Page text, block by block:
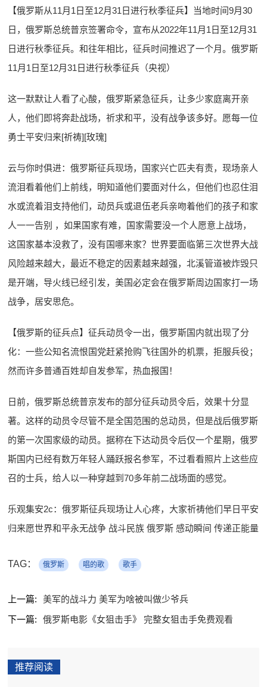
【俄罗斯从11月1日至12月31日进行秋季征兵】当地时间9月30
日，俄罗斯总统普京签署命令，宣布从2022年11月1日至12月31
日进行秋季征兵。和往年相比，征兵时间推迟了一个月。俄罗斯
11月1日至12月31日进行秋季征兵（央视）
这一默默让人看了心酸，俄罗斯紧急征兵，让多少家庭离开亲
人，他们即将奔赴战场，祈求和平，没有战争该多好。愿每一位
勇士平安归来[祈祷][玫瑰]
云与你时俱进：俄罗斯征兵现场，国家兴亡匹夫有责，现场亲人
流泪看着他们上前线，明知道他们要面对什么，但他们也忍住泪
水或流着泪支持他们，动员兵或退伍老兵亲吻着他们的孩子和家
人一一告别 ，如果国家有难，国家需要没一个人愿意上战场，
这国家基本没救了，没有国哪来家？世界要面临第三次世界大战
风险越来越大，最近不稳定的因素越来越强，北溪管道被炸毁只
是开端，导火线已经引发，美国必定会在俄罗斯周边国家打一场
战争，居安思危。
【俄罗斯的征兵点】征兵动员令一出，俄罗斯国内就出现了分
化：一些公知名流恨国党赶紧抢购飞往国外的机票，拒服兵役；
然而许多普通百姓却自发参军，热血报国！ ​
日前，俄罗斯总统普京发布的部分征兵动员令后，效果十分显
著。这样的动员令尽管不是全国范围的总动员，但是战后俄罗斯
的第一次国家级的动员。据称在下达动员令后仅一个星期，俄罗
斯国内已经有数万年轻人踊跃报名参军，不过看看照片上这些应
召的士兵，给人以一种穿越到70多年前二战场面的感觉。
乐观集安2c：俄罗斯征兵现场让人心疼，大家祈祷他们早日平安
归来愿世界和平永无战争 战斗民族 俄罗斯 感动瞬间 传递正能量
TAG： 俄罗斯 唱的歌 歌手
上一篇:
美军的战斗力 美军为啥被叫做少爷兵
下一篇:
俄罗斯电影《女狙击手》 完整女狙击手免费观看
推荐阅读